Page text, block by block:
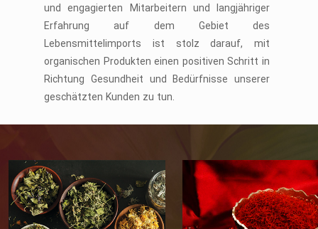
und engagierten Mitarbeitern und langjähriger
Erfahrung auf dem Gebiet des
Lebensmittelimports ist stolz darauf, mit
organischen Produkten einen positiven Schritt in
Richtung Gesundheit und Bedürfnisse unserer
geschätzten Kunden zu tun.